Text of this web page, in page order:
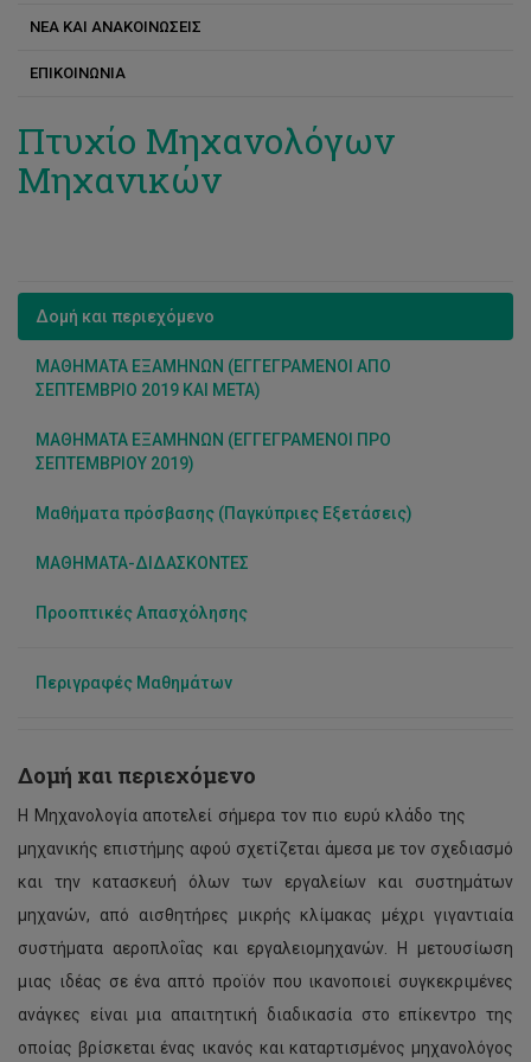
Διδακτικό Προσωπικό
Διδακτικό και Ερευνητικό Προσωπικό (Μέλη ΔΕΠ)
Ερευνητικές Μονάδες και Εργαστήρια
Χρηματοδοτούμενα Ερευνητικά Προγράμματα
ΝΕΑ ΚΑΙ ΑΝΑΚΟΙΝΩΣΕΙΣ
ΕΠΙΚΟΙΝΩΝΙΑ
Πτυχίο Μηχανολόγων
Μηχανικών
Δομή και περιεχόμενο
ΜΑΘΗΜΑΤΑ ΕΞΑΜΗΝΩΝ (ΕΓΓΕΓΡΑΜΕΝΟΙ ΑΠΟ
ΣΕΠΤΕΜΒΡΙΟ 2019 ΚΑΙ ΜΕΤΑ)
ΜΑΘΗΜΑΤΑ ΕΞΑΜΗΝΩΝ (ΕΓΓΕΓΡΑΜΕΝΟΙ ΠΡΟ
ΣΕΠΤΕΜΒΡΙΟΥ 2019)
Μαθήματα πρόσβασης (Παγκύπριες Εξετάσεις)
ΜΑΘΗΜΑΤΑ-ΔΙΔΑΣΚΟΝΤΕΣ
Προοπτικές Απασχόλησης
Περιγραφές Μαθημάτων
Δομή και περιεχόμενο
Η Μηχανολογία αποτελεί σήμερα τον πιο ευρύ κλάδο της
μηχανικής επιστήμης αφού σχετίζεται άμεσα με τον σχεδιασμό
και την κατασκευή όλων των εργαλείων και συστημάτων
μηχανών, από αισθητήρες μικρής κλίμακας μέχρι γιγαντιαία
συστήματα αεροπλοΐας και εργαλειομηχανών. Η μετουσίωση
μιας ιδέας σε ένα απτό προϊόν που ικανοποιεί συγκεκριμένες
ανάγκες είναι μια απαιτητική διαδικασία στο επίκεντρο της
οποίας βρίσκεται ένας ικανός και καταρτισμένος μηχανολόγος